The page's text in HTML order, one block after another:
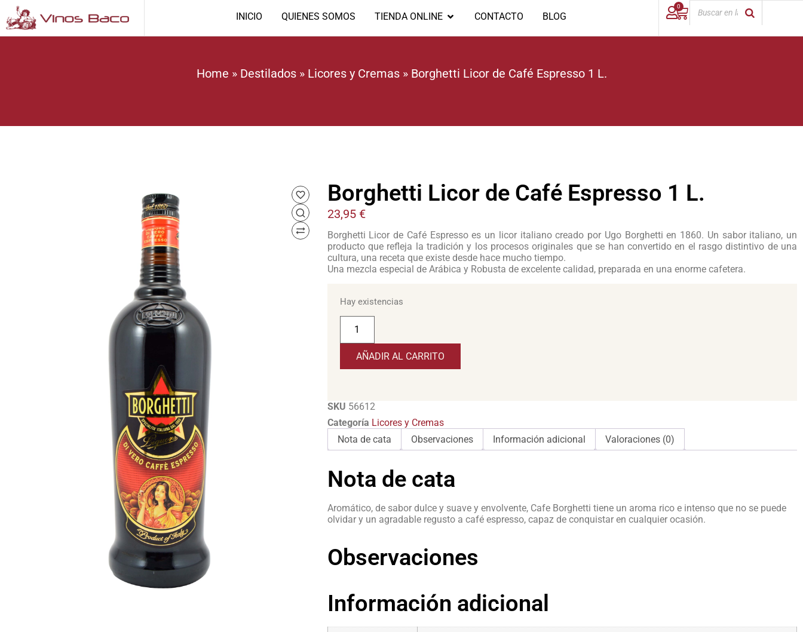
INICIO QUIENES SOMOS TIENDA ONLINE CONTACTO BLOG
0
Home » Destilados» Licores y Cremas» Borghetti Licor de Café Espresso 1 L.
Borghetti Licor de Café Espresso 1 L.
23,95 €
Borghetti Licor de Café Espresso es un licor italiano creado por Ugo Borghetti en 1860. Un sabor italiano, un
producto que refleja la tradición y los procesos originales que se han convertido en el rasgo distintivo de una
cultura, una receta que existe desde hace mucho tiempo.
Una mezcla especial de Arábica y Robusta de excelente calidad, preparada en una enorme cafetera.
Hay existencias
AÑADIR AL CARRITO
SKU 56612
Categoría Licores y Cremas
Nota de cata
Observaciones Información adicional Valoraciones (0)
Nota de cata
Aromático, de sabor dulce y suave y envolvente, Cafe Borghetti tiene un aroma rico e intenso que no se puede
olvidar y un agradable regusto a café espresso, capaz de conquistar en cualquier ocasión.
Observaciones
Información adicional